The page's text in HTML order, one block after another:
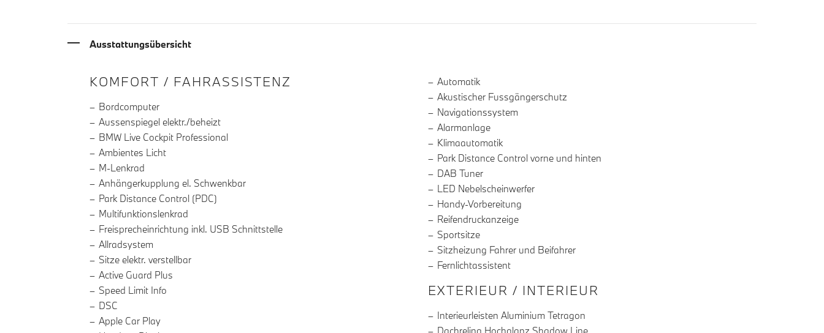
Ausstattungsübersicht
INFORMATIONEN ÜBER DIE AUSSTATTUNG
KOMFORT / FAHRASSISTENZ
Bordcomputer
Aussenspiegel elektr./beheizt
BMW Live Cockpit Professional
Ambientes Licht
M-Lenkrad
Anhängerkupplung el. Schwenkbar
Park Distance Control (PDC)
Multifunktionslenkrad
Freisprecheinrichtung inkl. USB Schnittstelle
Allradsystem
Sitze elektr. verstellbar
Active Guard Plus
Speed Limit Info
DSC
Apple Car Play
Automatik
Akustischer Fussgängerschutz
Navigationssystem
Alarmanlage
Klimaautomatik
Park Distance Control vorne und hinten
DAB Tuner
LED Nebelscheinwerfer
Handy-Vorbereitung
Reifendruckanzeige
Sportsitze
Sitzheizung Fahrer und Beifahrer
Fernlichtassistent
EXTERIEUR / INTERIEUR
Interieurleisten Aluminium Tetragon